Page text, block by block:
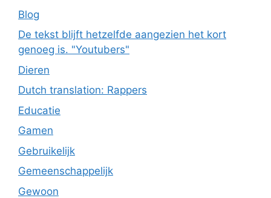
Blog
De tekst blijft hetzelfde aangezien het kort
genoeg is. "Youtubers"
Dieren
Dutch translation: Rappers
Educatie
Gamen
Gebruikelijk
Gemeenschappelijk
Gewoon